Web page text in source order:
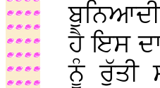
ਹੈ ਇਸ
ਨੂੰ ਰੁੱਤੀ